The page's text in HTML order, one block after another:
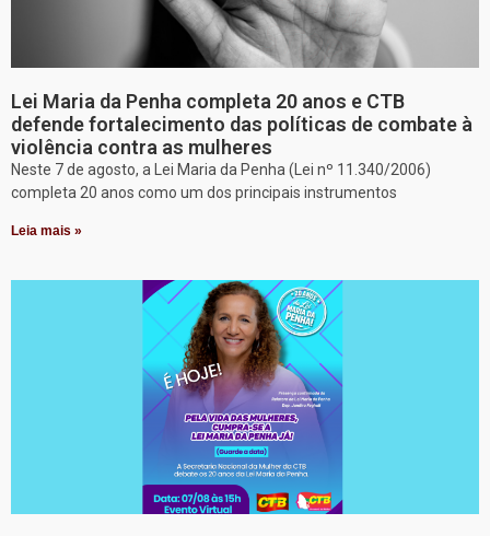
Lei Maria da Penha completa 20 anos e CTB
defende fortalecimento das políticas de combate à
violência contra as mulheres
Neste 7 de agosto, a Lei Maria da Penha (Lei nº 11.340/2006)
completa 20 anos como um dos principais instrumentos
Leia mais »